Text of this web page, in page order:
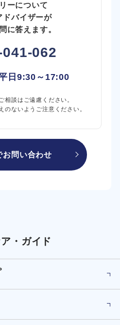
ーについて
ドバイザーが
に答えます。
062
日 9:30～17:00
談はご遠慮ください。
ないようご注意ください。
お問い合わせ
・ガイド